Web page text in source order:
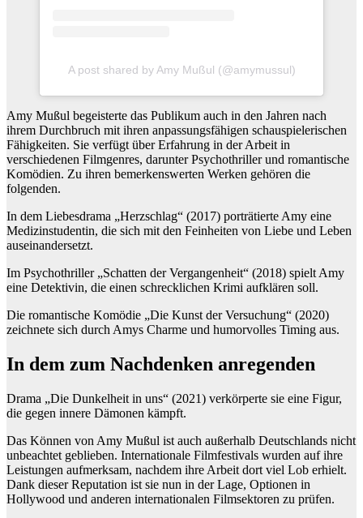
A post shared by Amy Mußul (@amymussul)
Amy Mußul begeisterte das Publikum auch in den Jahren nach
ihrem Durchbruch mit ihren anpassungsfähigen schauspielerischen
Fähigkeiten. Sie verfügt über Erfahrung in der Arbeit in
verschiedenen Filmgenres, darunter Psychothriller und romantische
Komödien. Zu ihren bemerkenswerten Werken gehören die
folgenden.
In dem Liebesdrama „Herzschlag“ (2017) porträtierte Amy eine
Medizinstudentin, die sich mit den Feinheiten von Liebe und Leben
auseinandersetzt.
Im Psychothriller „Schatten der Vergangenheit“ (2018) spielt Amy
eine Detektivin, die einen schrecklichen Krimi aufklären soll.
Die romantische Komödie „Die Kunst der Versuchung“ (2020)
zeichnete sich durch Amys Charme und humorvolles Timing aus.
In dem zum Nachdenken anregenden
Drama „Die Dunkelheit in uns“ (2021) verkörperte sie eine Figur,
die gegen innere Dämonen kämpft.
Das Können von Amy Mußul ist auch außerhalb Deutschlands nicht
unbeachtet geblieben. Internationale Filmfestivals wurden auf ihre
Leistungen aufmerksam, nachdem ihre Arbeit dort viel Lob erhielt.
Dank dieser Reputation ist sie nun in der Lage, Optionen in
Hollywood und anderen internationalen Filmsektoren zu prüfen.